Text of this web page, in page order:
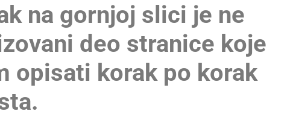
na gornjoj slici je ne
deo stranice koje
opisati korak po korak